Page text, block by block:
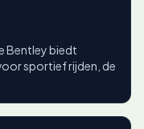
Bentley biedt
sportief rijden, de